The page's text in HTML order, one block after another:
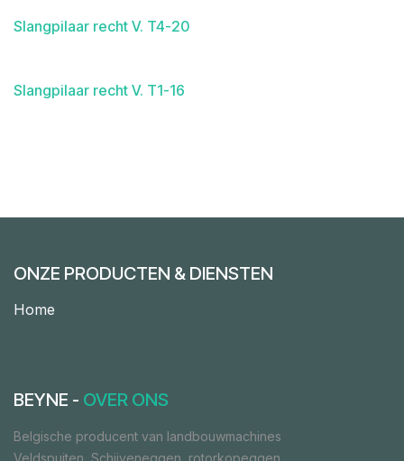
Slangpilaar recht V. T4-20
Slangpilaar recht V. T1-16
ONZE PRODUCTEN & DIENSTEN
Home
BEYNE - OVER ONS
Belgische producent van landbouwmachines
Veldspuiten, Schijveneggen, rotorkopeggen